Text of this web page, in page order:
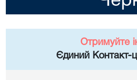
Отримуйте
Єдиний Контакт-